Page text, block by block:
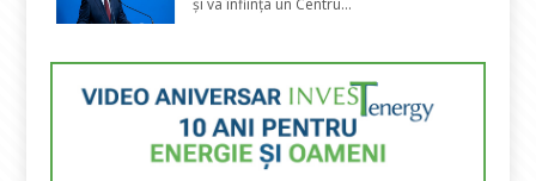
și va înființa un Centru...